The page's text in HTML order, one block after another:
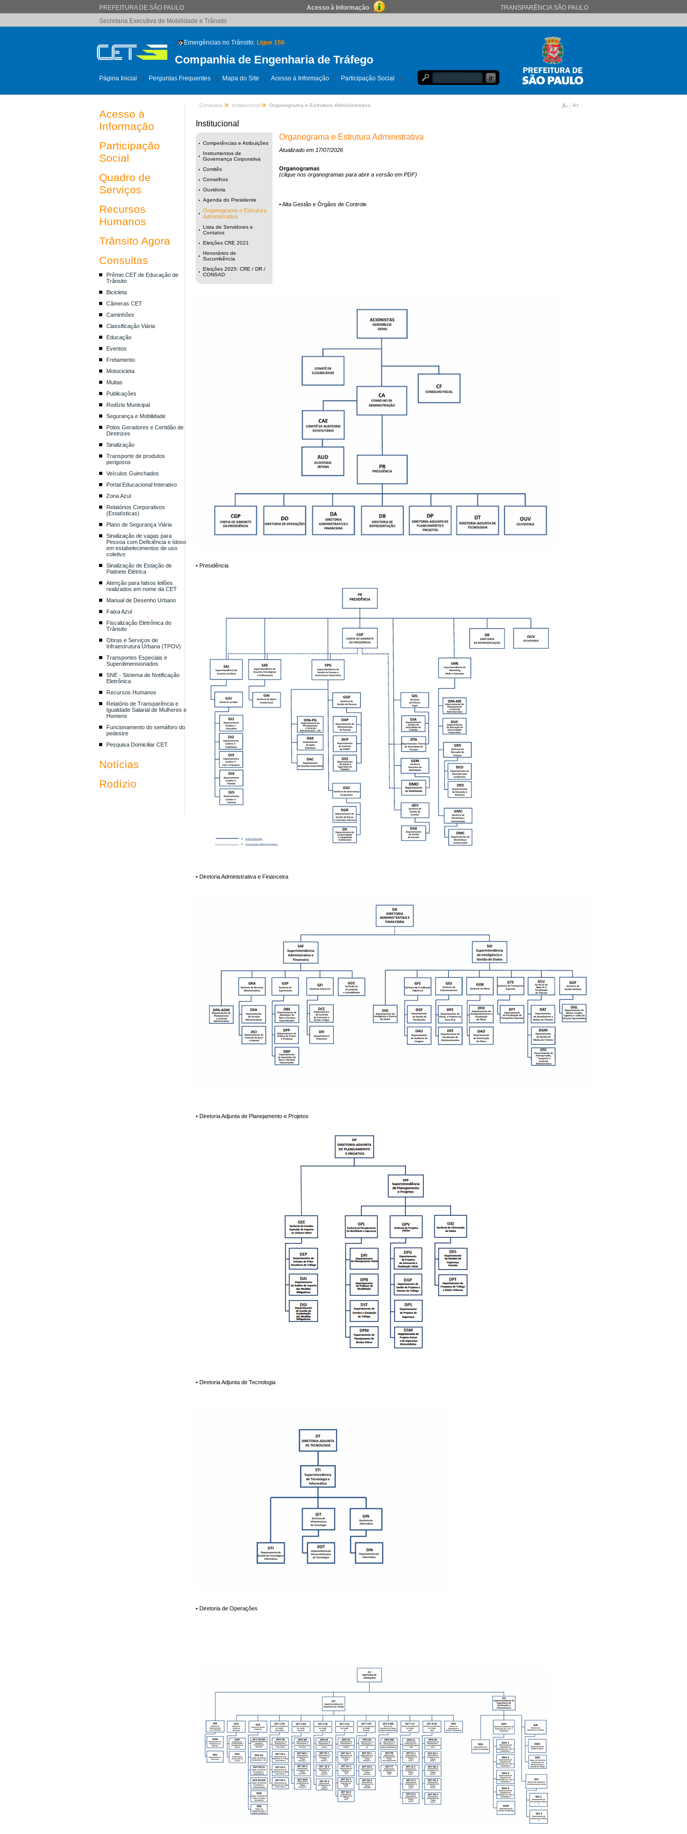
PREFEITURA DE SÃO PAULO Acesso à Informação
TRANSPARÊNCIA SÃO PAULO
Secretaria Executiva de Mobilidade e Trânsito
Emergências no Trânsito: Ligue 156
Companhia de Engenharia de Tráfego
Página Inicial Perguntas Frequentes Mapa do Site Acesso à Informação Participação Social
Acesso à
Informação
Participação
Social
Quadro de
Serviços
Recursos
Humanos
Trânsito Agora
Consultas
Prêmio CET de Educação de
Trânsito
Bicicleta
Câmeras CET
Caminhões
Classificação Viária
Educação
Eventos
Fretamento
Motocicleta
Multas
Publicações
Rodízio Municipal
Segurança e Mobilidade
Polos Geradores e Certidão de
Diretrizes
Sinalização
Transporte de produtos
perigosos
Veículos Guinchados
Portal Educacional Interativo
Zona Azul
Relatórios Corporativos
(Estatísticas)
Plano de Segurança Viária
Sinalização de vagas para
Pessoa com Deficiência e Idoso
em estabelecimentos de uso
coletivo
Sinalização de Estação de
Patinete Elétrica
Atenção para falsos leilões
realizados em nome da CET
Manual de Desenho Urbano
Faixa Azul
Fiscalização Eletrônica do
Trânsito
Obras e Serviços de
Infraestrutura Urbana (TPOV)
Transportes Especiais e
Superdimensionados
SNE - Sistema de Notificação
Eletrônica
Recursos Humanos
Relatório de Transparência e
Igualdade Salarial de Mulheres e
Homens
Funcionamento do semáforo do
pedestre
Pesquisa Domiciliar CET
Notícias
Rodízio
Consultas Institucional Organograma e Estrutura Administrativa A- A+
Institucional
Competências e Atribuições
Instrumentos de
Governança Corporativa
Comitês
Conselhos
Ouvidoria
Agenda do Presidente
Organograma e Estrutura
Administrativa
Lista de Servidores e
Contatos
Eleições CRE 2021
Honorários de
Sucumbência
Eleições 2025: CRE / DR /
CONSAD
Organograma e Estrutura Administrativa
Atualizado em 17/07/2026
Organogramas
(clique nos organogramas para abrir a versão em PDF)
• Alta Gestão e Órgãos de Controle
• Presidência
• Diretoria Administrativa e Financeira
• Diretoria Adjunta de Planejamento e Projetos
• Diretoria Adjunta de Tecnologia
• Diretoria de Operações